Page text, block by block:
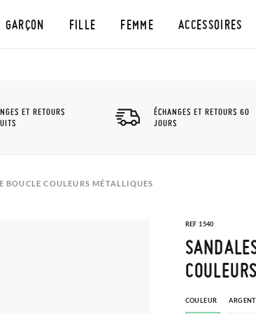
GARÇON FILLE FEMME ACCESSOIRES
ET RETOURS
ÉCHANGES ET RETOURS 60
JOURS
BOUCLE COULEURS MÉTALLIQUES
REF 1540
COULEUR ARGENT